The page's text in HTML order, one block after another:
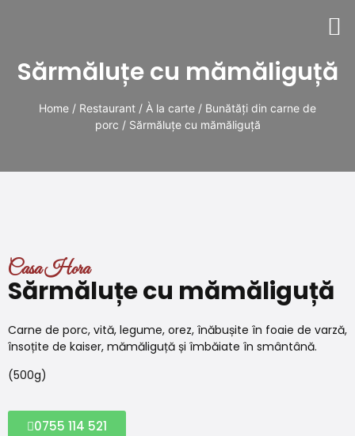
Sărmăluțe cu mămăliguță
Home / Restaurant / À la carte / Bunătăți din carne de
porc / Sărmăluțe cu mămăliguță
Casa Hora
Sărmăluțe cu mămăliguță
Carne de porc, vită, legume, orez, înăbușite în foaie de varză,
însoțite de kaiser, mămăliguță și îmbăiate în smântână.
(500g)
0755 114 521